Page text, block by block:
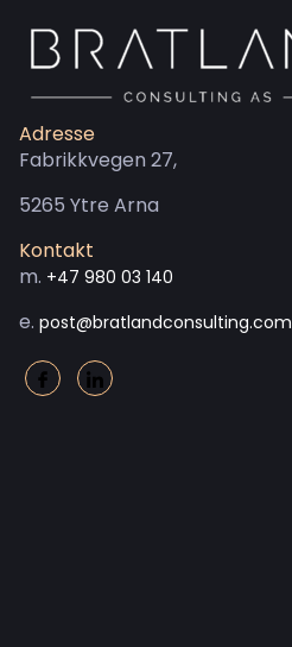
Adresse
Fabrikkvegen 27,
5265 Ytre Arna
Kontakt
m. +47 980 03 140
e. post@bratlandconsulting.com